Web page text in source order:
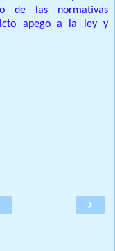
de las normativas
apego a la ley y
›